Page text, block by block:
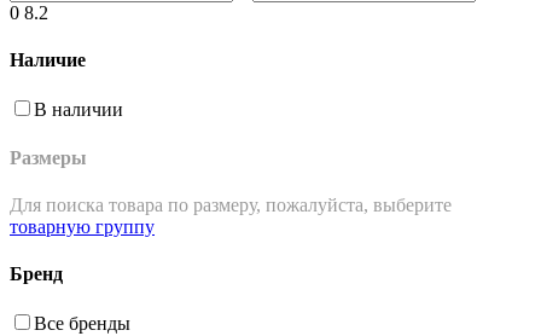
0 8.2
Наличие
В наличии
Размеры
Для поиска товара по размеру, пожалуйста, выберите
товарную группу
Бренд
Все бренды